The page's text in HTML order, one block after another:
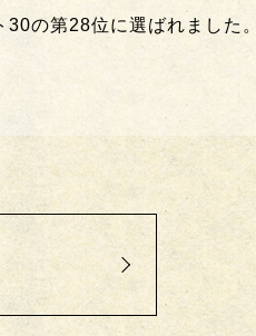
の第28位に選ばれました。